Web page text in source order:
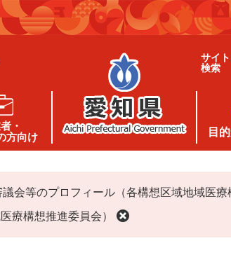
サイ
検索
・
方向け
目的
議会等のプロフィール（各構想区域地域医療
療構想推進委員会）